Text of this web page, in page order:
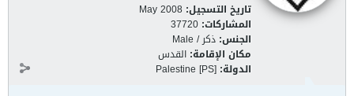
تاريخ التسجيل: May 2008
المشاركات: 37720
الجنس: ذكر / Male
مكان الإقامة: القدس
الدولة: Palestine [PS]